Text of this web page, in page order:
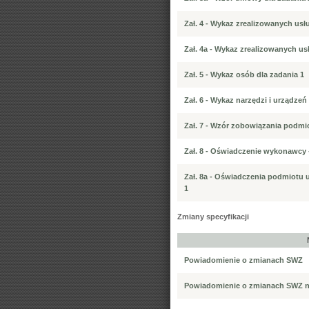
Zał. 4 - Wykaz zrealizowanych
Zał. 4a - Wykaz zrealizowanych
Zał. 5 - Wykaz osób dla zadania 1
Zał. 6 - Wykaz narzędzi i
Zał. 7 - Wzór zobowiązania
Zał. 8 - Oświadczenie wykonawcy
Zał. 8a - Oświadczenia podmiotu
1
Zmiany specyfikacji
Powiadomienie o zmianach SWZ
Powiadomienie o zmianach SWZ